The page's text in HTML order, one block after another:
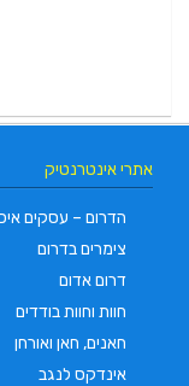
אתרי אינטרנטיק
הדרום – עסקים
צימרים בדרום
דרום אדום
חוות וחוות בודדים
חאנים, חאן ואורחן
אינדקס לנגב